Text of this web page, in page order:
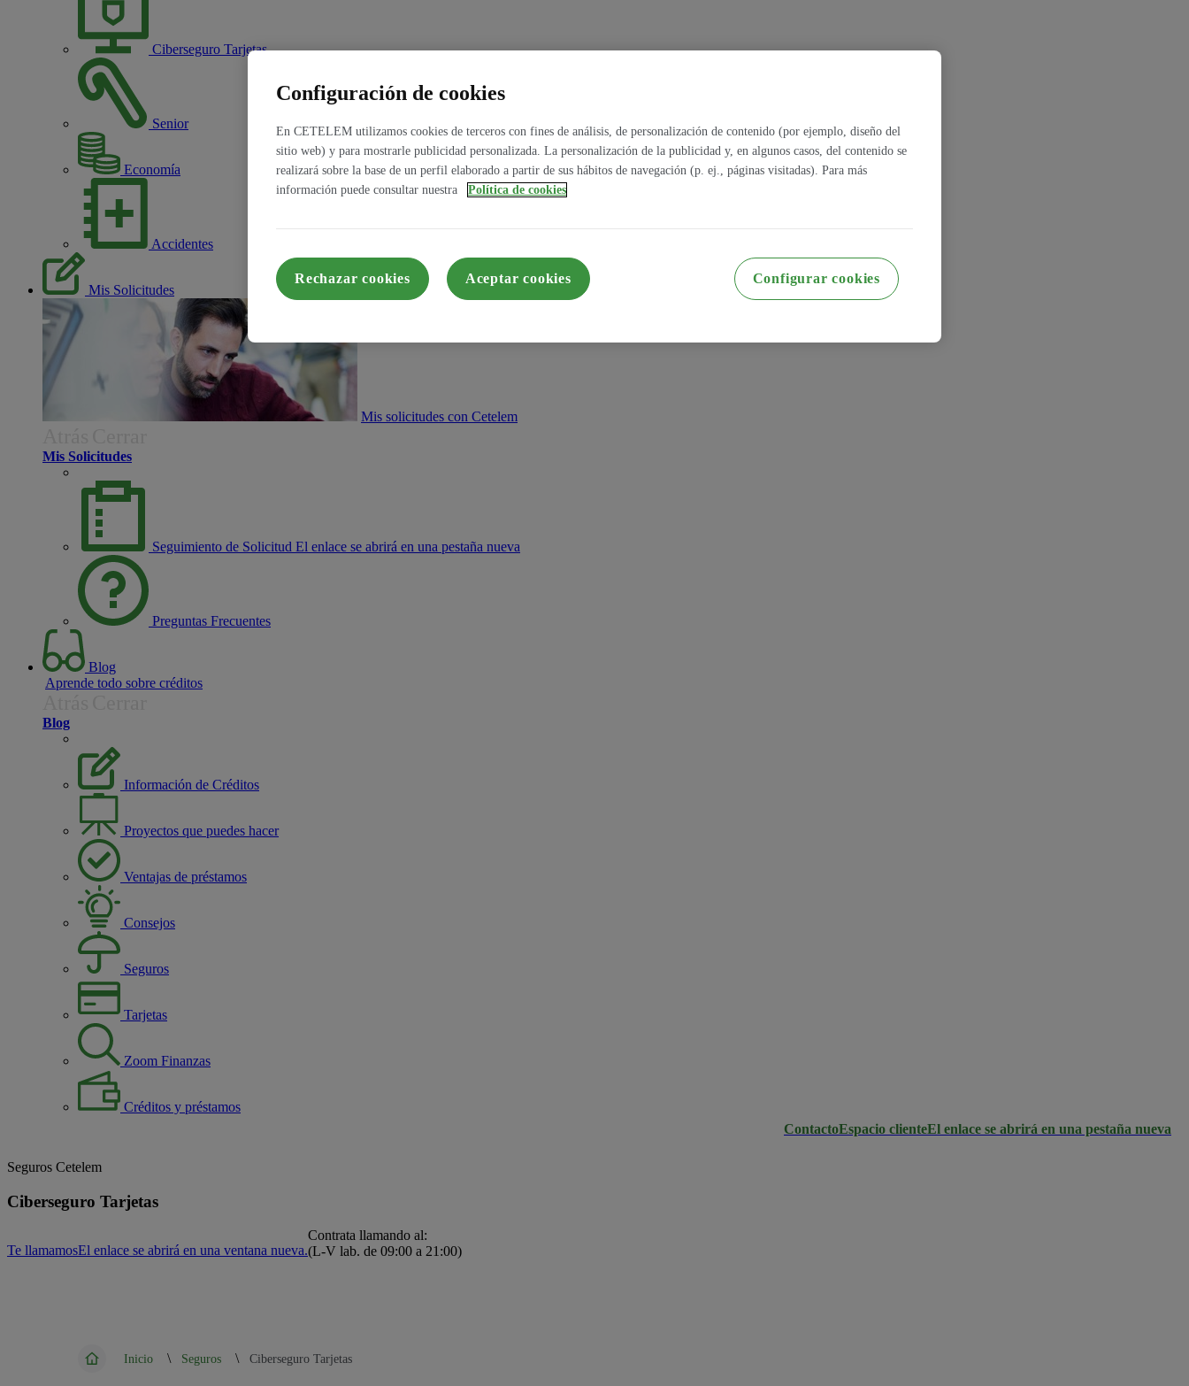
Ciberseguro Tarjetas
Senior
Economía
Accidentes
Mis Solicitudes
Mis solicitudes con Cetelem
Mis Solicitudes
Seguimiento de Solicitud El enlace se abrirá en una pestaña nueva
Preguntas Frecuentes
Blog
Aprende todo sobre créditos
Blog
Información de Créditos
Proyectos que puedes hacer
Ventajas de préstamos
Consejos
Seguros
Tarjetas
Zoom Finanzas
Créditos y préstamos
ContactoEspacio clienteEl enlace se abrirá en una pestaña nueva
Seguros Cetelem
Ciberseguro Tarjetas
Te llamamosEl enlace se abrirá en una ventana nueva.
Contrata llamando al:
(L-V lab. de 09:00 a 21:00)
Inicio \ Seguros \ Ciberseguro Tarjetas
Configuración de cookies
En CETELEM utilizamos cookies de terceros con fines de análisis, de personalización de contenido (por ejemplo, diseño del
sitio web) y para mostrarle publicidad personalizada. La personalización de la publicidad y, en algunos casos, del contenido se
realizará sobre la base de un perfil elaborado a partir de sus hábitos de navegación (p. ej., páginas visitadas). Para más
información puede consultar nuestra
Política de cookies
Configurar cookies
Rechazar cookies Aceptar cookies